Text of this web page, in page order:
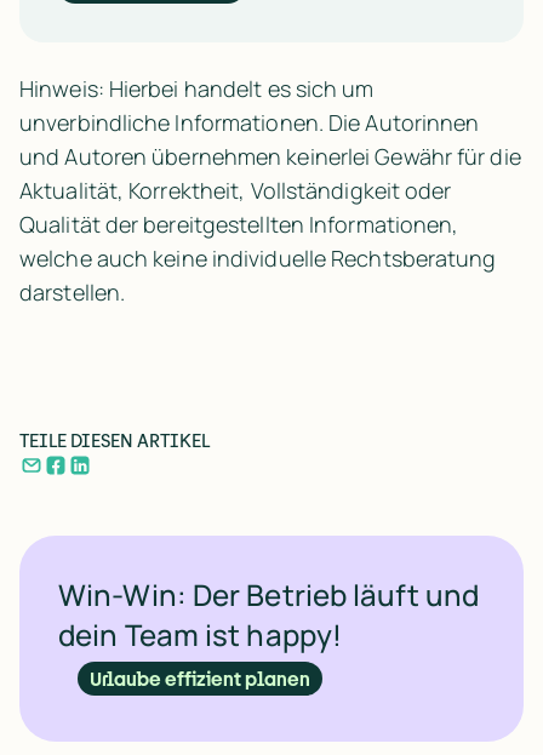
Hinweis: Hierbei handelt es sich um
unverbindliche Informationen. Die Autorinnen
und Autoren übernehmen keinerlei Gewähr für die
Aktualität, Korrektheit, Vollständigkeit oder
Qualität der bereitgestellten Informationen,
welche auch keine individuelle Rechtsberatung
darstellen.
TEILE DIESEN ARTIKEL
Win-Win: Der Betrieb läuft und
dein Team ist happy!
Urlaube effizient planen